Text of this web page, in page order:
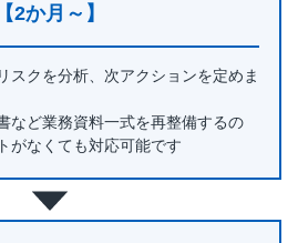
【2か月～】
スクを分析、次アクションを定めま
など業務資料一式を再整備するの
がなくても対応可能です